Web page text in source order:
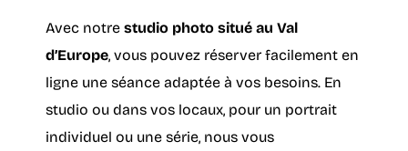
Avec notre studio photo situé au Val
d’Europe, vous pouvez réserver facilement en
ligne une séance adaptée à vos besoins. En
studio ou dans vos locaux, pour un portrait
individuel ou une série, nous vous